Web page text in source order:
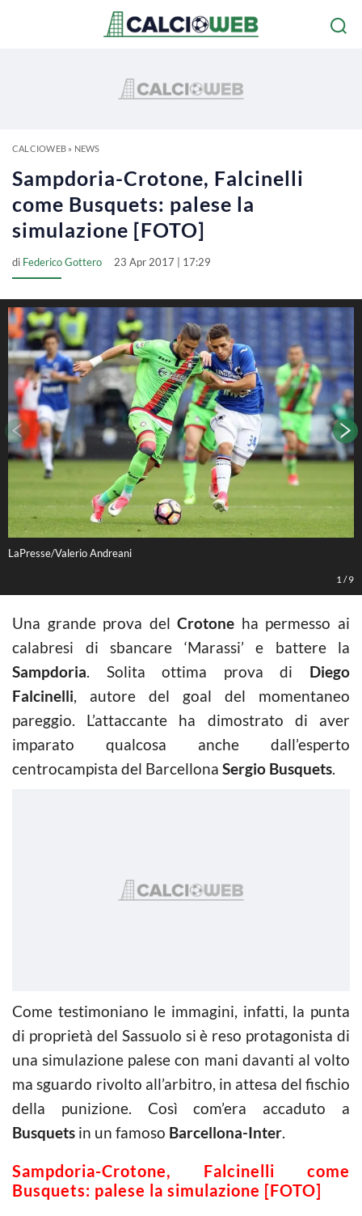
CALCIOWEB» NEWS
Sampdoria-Crotone, Falcinelli
come Busquets: palese la
simulazione [FOTO]
di Federico Gottero 23 Apr 2017 | 17:29
LaPresse/Valerio Andreani
1 /9
Una grande prova delCrotone ha permesso ai
calabresi di sbancare ‘Marassi’ e battere la
Sampdoria. Solita ottima prova di Diego
Falcinelli, autore del goal del momentaneo
pareggio. L’attaccante ha dimostrato di aver
imparato qualcosa anche dall’esperto
centrocampista del Barcellona Sergio Busquets.
Come testimoniano le immagini, infatti, la punta
di proprietà del Sassuolo si è reso protagonista di
una simulazione palese con mani davanti al volto
ma sguardo rivolto all’arbitro, in attesa del fischio
della punizione. Così com’era accaduto a
Busquets in un famoso Barcellona-Inter.
Sampdoria-Crotone, Falcinelli come
Busquets: palese la simulazione [FOTO]